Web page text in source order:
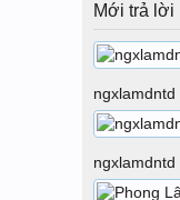
Mới trả lời
ngxlamdntd
ngxlamdntd